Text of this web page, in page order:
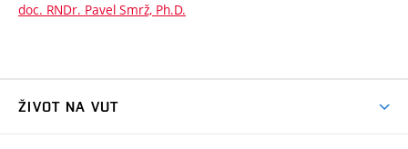
doc. RNDr. Pavel Smrž, Ph.D.
ŽIVOT NA VUT